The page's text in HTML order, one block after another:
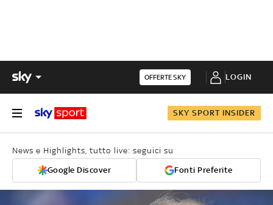
OFFERTE SKY LOGIN
SKY SPORT INSIDER
News e Highlights, tutto live: seguici su
Google Discover Fonti Preferite